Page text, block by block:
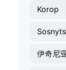
Korop
伊奇尼